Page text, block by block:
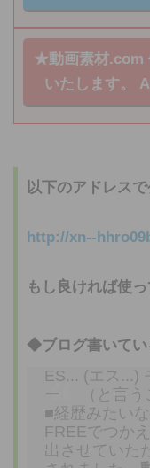
★動画素材.com
いたします。
以下のアドレス
http://xn--
もし良ければ使
◆ブログ書いてい
ES... (エス...)
ー （と言う
■経歴みたい
FREEでつか
出させていた